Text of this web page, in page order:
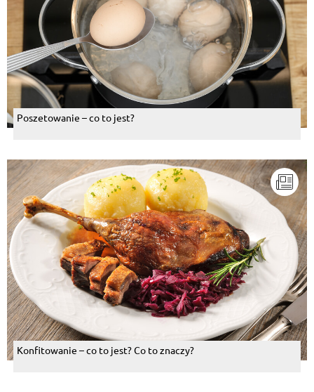
Poszetowanie – co to jest?
Konfitowanie – co to jest? Co to znaczy?